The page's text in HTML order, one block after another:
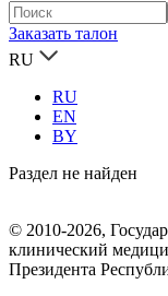
Заказать талон
RU
RU
EN
BY
Раздел не найден
© 2010-2026,
клинический
Президента